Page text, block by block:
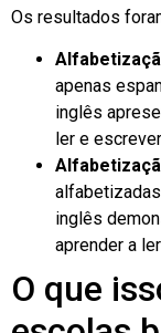
Os resultados
apenas
inglês
ler e
inglês
aprender a
O que